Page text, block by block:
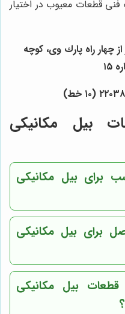
قطعات معیوب در اختیار
چهار راه پارك وى، كوچه
بیل مکانیکی
برای بیل مکانیکی
برای بیل مکانیکی
قطعات بیل مکانیکی